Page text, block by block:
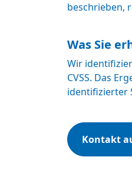
beschrieben,
Was Sie
Wir
CVSS. Das
identifizierter
Kontakt